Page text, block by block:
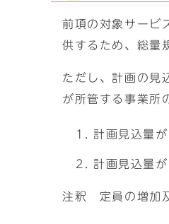
前項の対象サービ
供するため、総量
ただし、計画の見
が所管する事業所
計画見込量
計画見込量
注釈 定員の増加